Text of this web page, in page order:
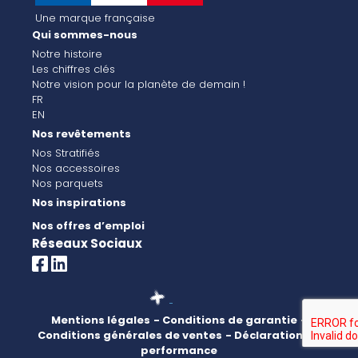
Une marque française
Qui sommes-nous
Notre histoire
Les chiffres clés
Notre vision pour la planète de demain !
FR
EN
Nos revêtements
Nos Stratifiés
Nos accessoires
Nos parquets
Nos inspirations
Nos offres d’emploi
Réseaux Sociaux
Mentions légales - Conditions de garantie -
Conditions générales de ventes - Déclaration de
performance